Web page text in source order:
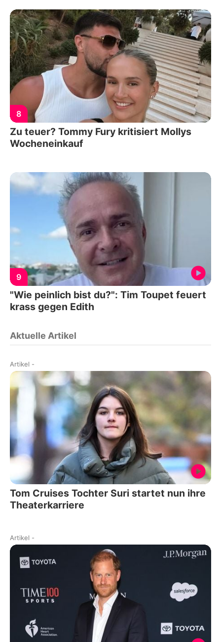
8
Zu teuer? Tommy Fury kritisiert Mollys
Wocheneinkauf
9
"Wie peinlich bist du?": Tim Toupet feuert
krass gegen Edith
Aktuelle Artikel
Artikel -
Tom Cruises Tochter Suri startet nun ihre
Theaterkarriere
Artikel -